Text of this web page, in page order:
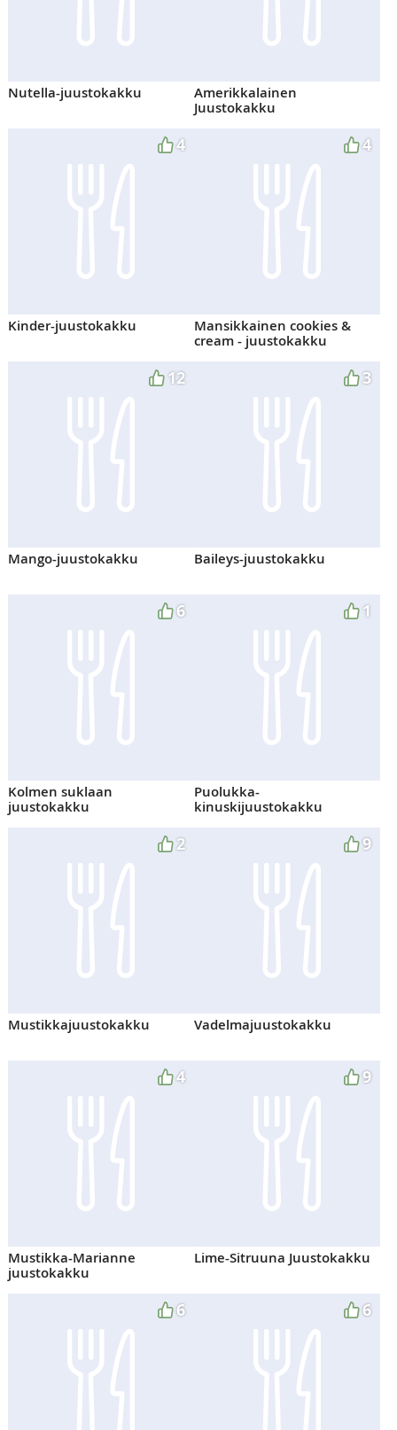
Nutella-juustokakku
Amerikkalainen
Juustokakku
4
Kinder-juustokakku
4
Mansikkainen cookies &
cream - juustokakku
12
Mango-juustokakku
3
Baileys-juustokakku
6
Kolmen suklaan
juustokakku
1
Puolukka-
kinuskijuustokakku
2
Mustikkajuustokakku
9
Vadelmajuustokakku
4
Mustikka-Marianne
juustokakku
9
Lime-Sitruuna Juustokakku
6 6